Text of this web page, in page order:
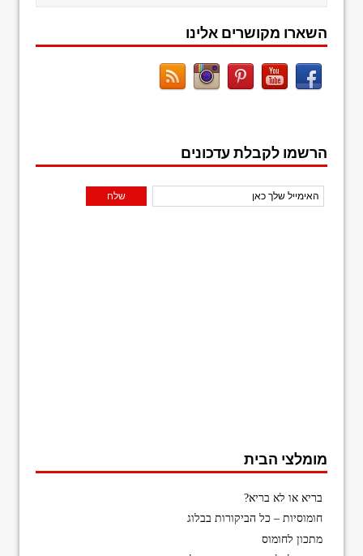
השארו מקושרים אלינו
הרשמו לקבלת עדכונים
מומלצי הבית
בריא או לא בריא?
חומוסיות – כל הביקורות בבלוג
מתכון לחומוס